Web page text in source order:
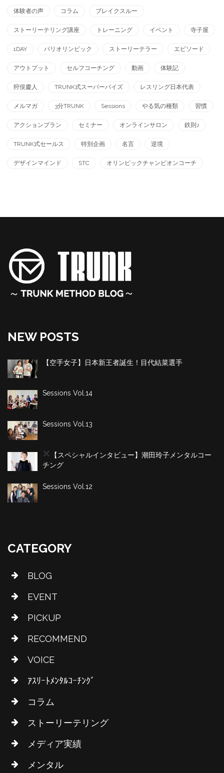
体験者の声 コラム ブレイクスルー
ストーリーテリング講座 トレーニング イベント 寺子屋
1DAY パリオリンピック ストーリーテラー エピソード
アウトプット セルフコーチング 動画 体験記
狩俣慶人 TRUNK式スーパーバイズ レスリング日本代表
メルマガ 3分TRUNK Sessions やる気の種類 習慣
アクションプラン セミナー オンラインサロン 鉄則♪
TRUNK式セールス 特別企画 名言 逆境
デザインマインド STC オリンピックチャンピオンコーチ
NEW POSTS
【空手女子】日本新王者誕生！目代結菜選手
Sessions Vol.14
Sessions Vol.13
【スペシャルインタビュー】潮田玲子メンタルコー
チング
Sessions Vol.12
CATEGORY
BLOG
EVENT
PICKUP
RECOMMEND
VOICE
ｱｽﾘｰﾄﾒﾝﾀﾙｺｰﾁﾝｸﾞ
コラム
ストーリーテリング
メディア実績
メンタル